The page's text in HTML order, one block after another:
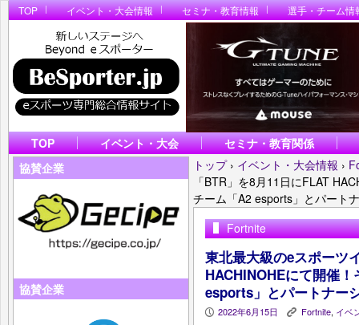
TOP イベント・大会情報 セミナ・教育情報 選手・チーム情
TOP イベント・大会
セミナ・教育関係
協賛企業
協賛企業
トップ › イベント・大会情報 ›
「BTR」を8月11日にFLAT
チーム「A2 esports」とパート
Fortnite
東北最大級のeスポーツ
HACHINOHEにて開催
esports」とパートナー
P 2022年6月15日 K Fortnite, イベ